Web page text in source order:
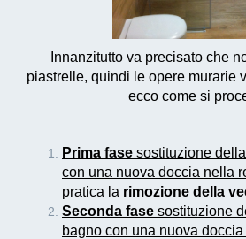
Innanzitutto va precisato che
piastrelle, quindi le opere murarie
ecco come si
Prima fase sostituzione
con una nuova doccia nella
pratica la rimozione della
Seconda fase sostituzione
bagno con una nuova